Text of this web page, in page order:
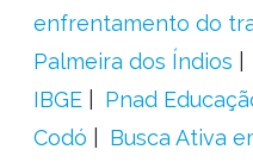
enfrentamento do
Palmeira dos Índios
IBGE
Pnad
Codó
Busca Ativa